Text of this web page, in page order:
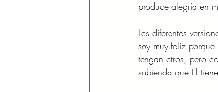
produce alegría en
Las diferentes
soy muy feliz
tengan otros, pero
sabiendo que Él